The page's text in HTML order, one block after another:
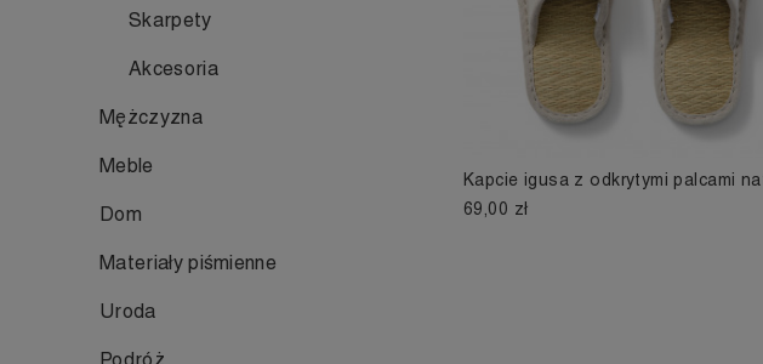
Skarpety
Akcesoria
Mężczyzna
Meble
Dom
Materiały piśmienne
Uroda
Kapcie igusa z odkrytymi palcami
69,00 zł